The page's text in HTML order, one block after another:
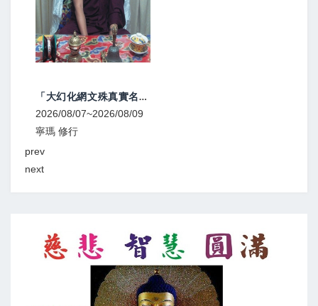
「大幻化網文殊真實名稱續」傳講1
2026/08/07~2026/08/09
寧瑪 修行
prev
next